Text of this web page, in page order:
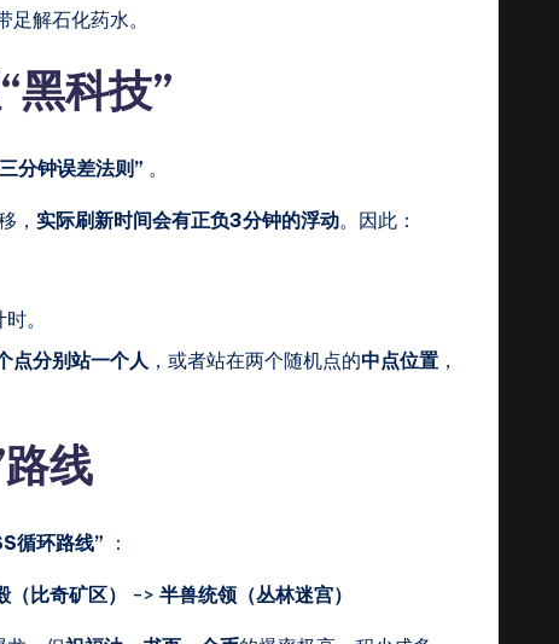
足解石化药水。
黑科技”
分钟误差法则” 。
， 实际刷新时间会有正负3分钟的浮动。因此：
。
点分别站一个人 ，或者站在两个随机点的中点位置 ，
线
循环路线” ：
（比奇矿区） -> 半兽统领（丛林迷宫）